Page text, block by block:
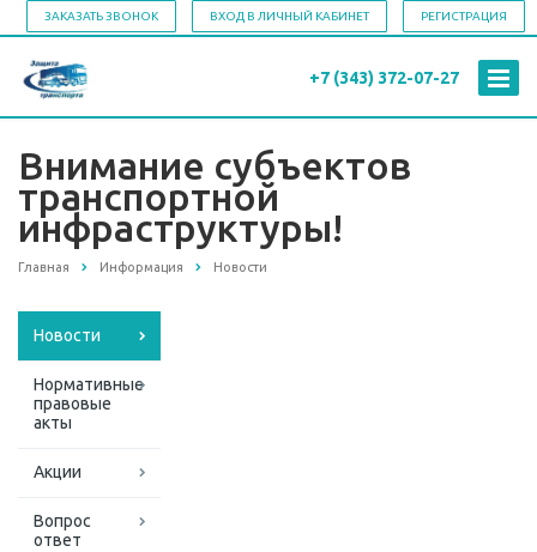
ЗАКАЗАТЬ ЗВОНОК ВХОД В ЛИЧНЫЙ КАБИНЕТ РЕГИСТРАЦИЯ
+7 (343) 372-07-27
Внимание субъектов
транспортной
инфраструктуры!
Главная Информация Новости
Новости
Нормативные
правовые
акты
Акции
Вопрос
ответ